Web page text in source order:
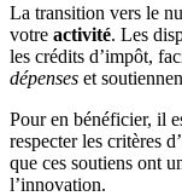
La transition vers le
votre activité. Les
les crédits d’impôt,
dépenses et
Pour en bénéficier, il
respecter les critères
que ces soutiens ont
l’innovation.